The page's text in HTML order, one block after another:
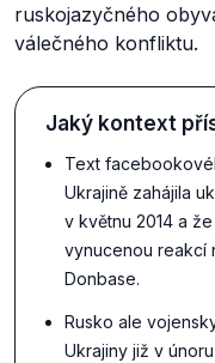
ruskojazyčného
válečného konfliktu.
Jaký kontext
Text
Ukrajině zahájila
v květnu 2014 a
vynucenou reakcí
Donbase.
Rusko ale
Ukrajiny již v